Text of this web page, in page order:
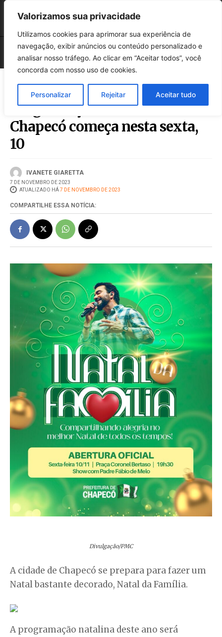
Valorizamos sua privacidade
Utilizamos cookies para aprimorar sua experiência de
navegação, exibir anúncios ou conteúdo personalizado e
analisar nosso tráfego. Ao clicar em “Aceitar todos”, você
concorda com nosso uso de cookies.
Personalizar Rejeitar Aceitar tudo
Programação natalina de
Chapecó começa nesta sexta,
10
IVANETE GIARETTA
7 DE NOVEMBRO DE 2023
ATUALIZADO HÁ7 DE NOVEMBRO DE 2023
COMPARTILHE ESSA NOTÍCIA:
Divulgação/PMC
A cidade de Chapecó se prepara para fazer um
Natal bastante decorado, Natal da Família.
A programação natalina deste ano será